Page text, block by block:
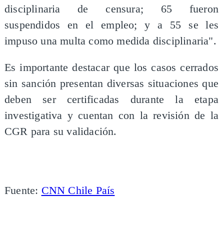
disciplinaria de censura; 65 fueron
suspendidos en el empleo; y a 55 se les
impuso una multa como medida disciplinaria".
Es importante destacar que los casos cerrados
sin sanción presentan diversas situaciones que
deben ser certificadas durante la etapa
investigativa y cuentan con la revisión de la
CGR para su validación.
Fuente: CNN Chile País